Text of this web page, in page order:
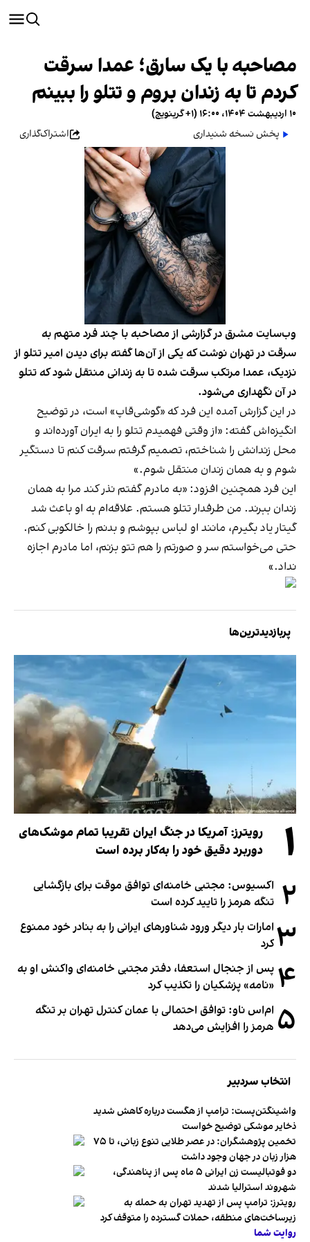
مصاحبه با یک سارق؛ عمدا سرقت
کردم تا به زندان بروم و تتلو را ببینم
۱۰ اردیبهشت ۱۴۰۴، ۱۶:۰۰ (‎+۱ گرینویچ)
پخش نسخه شنیداری
اشتراک‌گذاری
وب‌سایت مشرق در گزارشی از مصاحبه با چند فرد متهم به
سرقت در تهران نوشت که یکی از آن‌ها گفته برای دیدن امیر تتلو از
نزدیک، عمدا مرتکب سرقت شده تا به زندانی منتقل شود که تتلو
در آن نگهداری می‌شود.
در این گزارش آمده این فرد که «گوشی‌قاپ» است، در توضیح
انگیزه‌اش گفته: «از وقتی فهمیدم تتلو را به ایران آورده‌اند و
محل زندانش را شناختم، تصمیم گرفتم سرقت کنم تا دستگیر
شوم و به همان زندان منتقل شوم.»
این فرد همچنین افزود: «به مادرم گفتم نذر کند مرا به همان
زندان ببرند. من طرفدار تتلو هستم. علاقه‌ام به او باعث شد
گیتار یاد بگیرم، مانند او لباس بپوشم و بدنم را خالکوبی کنم.
حتی می‌خواستم سر و صورتم را هم تتو بزنم، اما مادرم اجازه
نداد.»
پربازدیدترین‌ها
۱
رویترز: آمریکا در جنگ ایران تقریبا تمام موشک‌های
دوربرد دقیق خود را به‌کار برده است
۲ اکسیوس: مجتبی خامنه‌ای توافق موقت برای بازگشایی
تنگه هرمز را تایید کرده است
۳ امارات بار دیگر ورود شناورهای ایرانی را به بنادر خود ممنوع
کرد
۴ پس از جنجال استعفا، دفتر مجتبی خامنه‌ای واکنش او به
«نامه» پزشکیان را تکذیب کرد
۵ ام‌اس ناو: توافق احتمالی با عمان کنترل تهران بر تنگه
هرمز را افزایش می‌دهد
انتخاب سردبیر
واشینگتن‌پست: ترامپ از هگست درباره کاهش شدید
ذخایر موشکی توضیح خواست
تخمین پژوهشگران: در عصر طلایی تنوع زبانی، تا ۷۵
هزار زبان در جهان وجود داشت
دو فوتبالیست زن ایرانی ۵ ماه پس از پناهندگی،
شهروند استرالیا شدند
رویترز: ترامپ پس از تهدید تهران به حمله به
زیرساخت‌های منطقه، حملات گسترده را متوقف کرد
روایت شما